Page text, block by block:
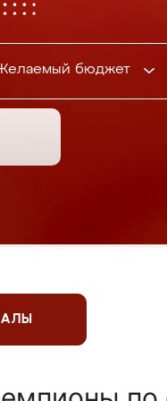
бюджет